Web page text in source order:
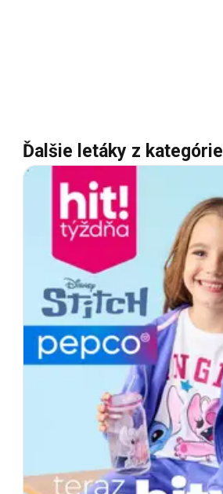
Ďalšie letáky z kategórie